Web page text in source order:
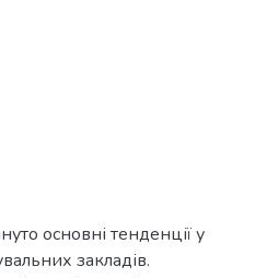
основні тенденції у
закладів.